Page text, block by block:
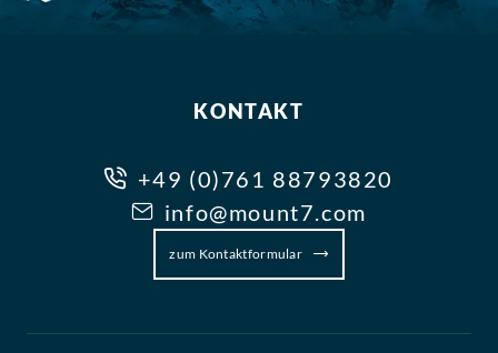
KONTAKT
+49 (0)761 88793820
info@mount7.com
zum Kontaktformular